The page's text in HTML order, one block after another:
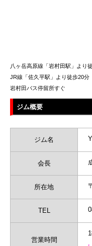
八ヶ岳高原線「岩村田駅」より
JR線「佐久平駅」より徒歩20分
岩村田バス停留所すぐ
ジム概要
ジム名
会長
所在地
TEL
営業時間